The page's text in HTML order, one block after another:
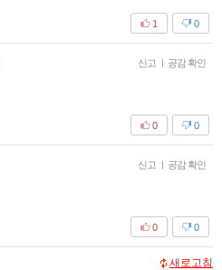
0
1
신고 | 공감 확인
0
0
신고 | 공감 확인
0
0
새로고침